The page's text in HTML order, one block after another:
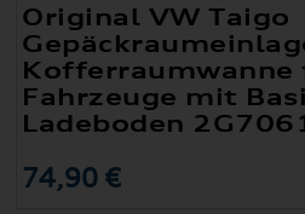
Original VW Taigo
Kofferraumwanne
Fahrzeuge mit
Ladeboden
74,90 €